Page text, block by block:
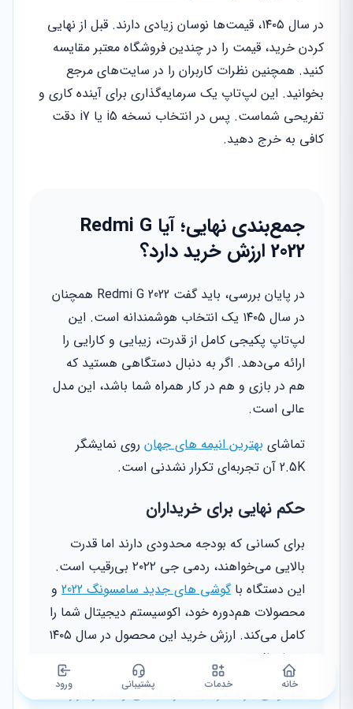
در سال ۱۴۰۵، قیمت‌ها نوسان زیادی دارند. قبل از نهایی
کردن خرید، قیمت را در چندین فروشگاه معتبر مقایسه
کنید. همچنین نظرات کاربران را در سایت‌های مرجع
بخوانید. این لپ‌تاپ یک سرمایه‌گذاری برای آینده کاری و
تفریحی شماست. پس در انتخاب نسخه i5 یا i7 دقت
کافی به خرج دهید.
جمع‌بندی نهایی؛ آیا Redmi G
2022 ارزش خرید دارد؟
در پایان بررسی، باید گفت Redmi G 2022 همچنان
در سال ۱۴۰۵ یک انتخاب هوشمندانه است. این
لپ‌تاپ پکیجی کامل از قدرت، زیبایی و کارایی را
ارائه می‌دهد. اگر به دنبال دستگاهی هستید که
هم در بازی و هم در کار همراه شما باشد، این مدل
عالی است.
تماشای بهترین انیمه های جهان روی نمایشگر
2.5K آن تجربه‌ای تکرار نشدنی است.
حکم نهایی برای خریداران
برای کسانی که بودجه محدودی دارند اما قدرت
بالایی می‌خواهند، ردمی جی ۲۰۲۲ بی‌رقیب است.
این دستگاه باگوشی های جدید سامسونگ 2022
و
محصولات هم‌دوره خود، اکوسیستم دیجیتال شما را
کامل می‌کند. ارزش خرید این محصول در سال ۱۴۰۵
بسیار بالاست.
شیائومی بار دیگر ثابت کرد که می‌تواند در بازار
خانه خدمات پشتیبانی ورود